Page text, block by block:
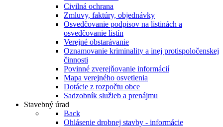
Civilná ochrana
Zmluvy, faktúry, objednávky
Osvedčovanie podpisov na listinách a
osvedčovanie listín
Verejné obstarávanie
Oznamovanie kriminality a inej protispoločenskej
činnosti
Povinné zverejňovanie informácií
Mapa verejného osvetlenia
Dotácie z rozpočtu obce
Sadzobník služieb a prenájmu
Stavebný úrad
Back
Ohlásenie drobnej stavby - informácie